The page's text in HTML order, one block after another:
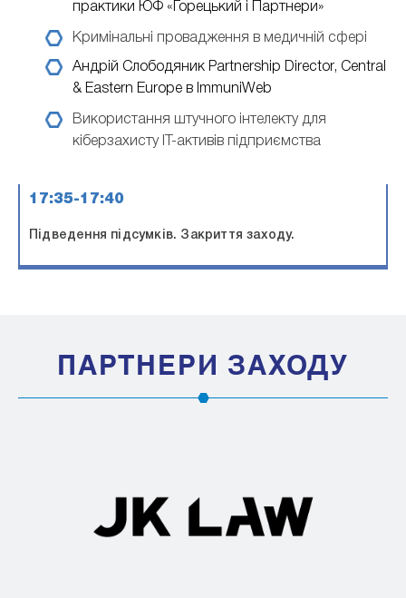
практики ЮФ «Горецький і Партнери»
Кримінальні провадження в медичній сфері
Андрій Слободяник Partnership Director, Central
& Eastern Europe в ImmuniWeb
Використання штучного інтелекту для
кіберзахисту ІТ-активів підприємства
17:35-17:40
Підведення підсумків. Закриття заходу.
ПАРТНЕРИ ЗАХОДУ